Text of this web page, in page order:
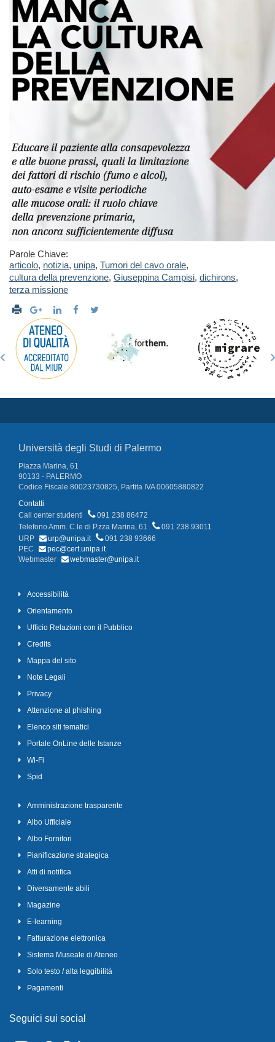
Parole Chiave:
articolo, notizia, unipa, Tumori del cavo orale,
cultura della prevenzione, Giuseppina Campisi, dichirons,
terza missione
Università degli Studi di Palermo
Piazza Marina, 61
90133 - PALERMO
Codice Fiscale 80023730825, Partita IVA 00605880822
Contatti
Call center studenti
091 238 86472
Telefono Amm. C.le di P.zza Marina, 61
091 238 93011
URP
urp@unipa.it
091 238 93666
PEC
pec@cert.unipa.it
Webmaster
webmaster@unipa.it
Accessibilità
Orientamento
Ufficio Relazioni con il Pubblico
Credits
Mappa del sito
Note Legali
Privacy
Attenzione al phishing
Elenco siti tematici
Portale OnLine delle Istanze
Wi-Fi
Spid
Amministrazione trasparente
Albo Ufficiale
Albo Fornitori
Pianificazione strategica
Atti di notifica
Diversamente abili
Magazine
E-learning
Fatturazione elettronica
Sistema Museale di Ateneo
Solo testo / alta leggibilità
Pagamenti
Seguici sui social